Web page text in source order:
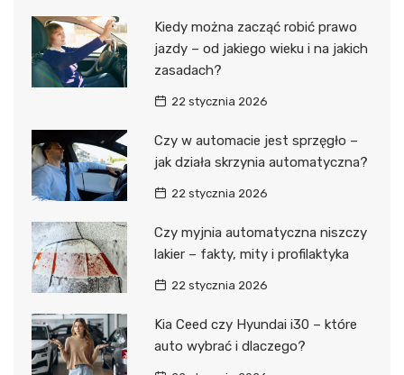
Kiedy można zacząć robić prawo
jazdy – od jakiego wieku i na jakich
zasadach?
22 stycznia 2026
Czy w automacie jest sprzęgło –
jak działa skrzynia automatyczna?
22 stycznia 2026
Czy myjnia automatyczna niszczy
lakier – fakty, mity i profilaktyka
22 stycznia 2026
Kia Ceed czy Hyundai i30 – które
auto wybrać i dlaczego?